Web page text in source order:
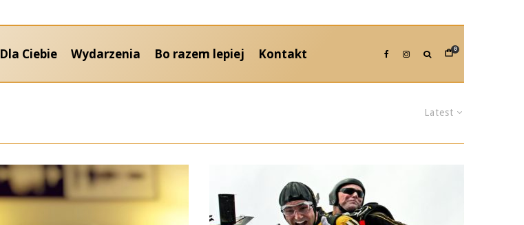
Dla Ciebie Wydarzenia Bo razem lepiej Kontakt 0
Latest